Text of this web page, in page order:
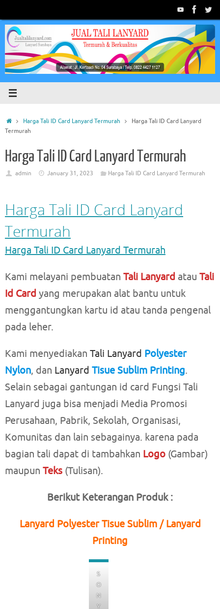
content
HomeHarga Tali ID Card Lanyard Termurah
Harga Tali ID Card Lanyard
Termurah
Harga Tali ID Card Lanyard Termurah
admin January 31, 2023 Harga Tali ID Card Lanyard Termurah
Harga Tali ID Card Lanyard
Termurah
Harga Tali ID Card Lanyard Termurah
Kami melayani pembuatan Tali Lanyard atau Tali
Id Card yang merupakan alat bantu untuk
menggantungkan kartu id atau tanda pengenal
pada leher.
Kami menyediakan Tali Lanyard Polyester
Nylon, dan Lanyard Tisue Sublim Printing.
Selain sebagai gantungan id card Fungsi Tali
Lanyard juga bisa menjadi Media Promosi
Perusahaan, Pabrik, Sekolah, Organisasi,
Komunitas dan lain sebagainya. karena pada
bagian tali dapat di tambahkan Logo (Gambar)
maupun Teks (Tulisan).
Berikut Keterangan Produk :
Lanyard Polyester Tisue Sublim / Lanyard
Printing
S
O
N
Y